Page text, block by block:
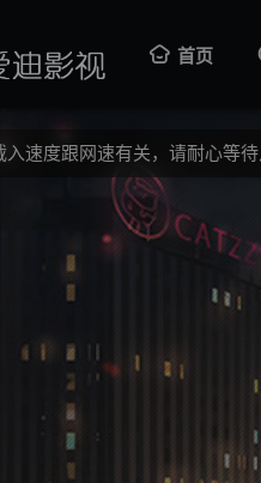
首页
易相信视频中的广告，谨防上
法播放请重新刷新页面，或者切
入速度跟网速有关，请耐心等待
易相信视频中的广告，谨防上当